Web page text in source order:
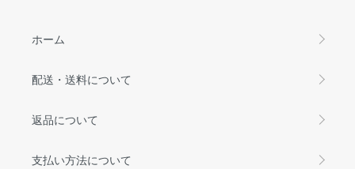
ホーム
配送・送料について
返品について
支払い方法について